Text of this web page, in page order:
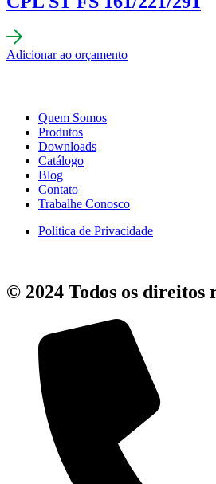
Adicionar ao orçamento
Quem Somos
Produtos
Downloads
Catálogo
Blog
Contato
Trabalhe Conosco
Política de Privacidade
© 2024 Todos os direitos